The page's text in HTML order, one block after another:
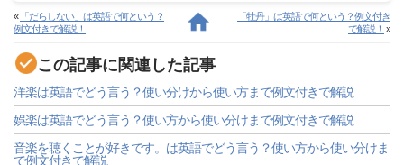
« 「だらしない」は英語で何という？
例文付きで解説！
「牡丹」は英語で何という？例文付き
で解説！ »
この記事に関連した記事
洋楽は英語でどう言う？使い分けから使い方まで例文付きで解説
娯楽は英語でどう言う？使い方から使い分けまで例文付きで解説
音楽を聴くことが好きです。は英語でどう言う？使い方から使い分けま
で例文付きで解説